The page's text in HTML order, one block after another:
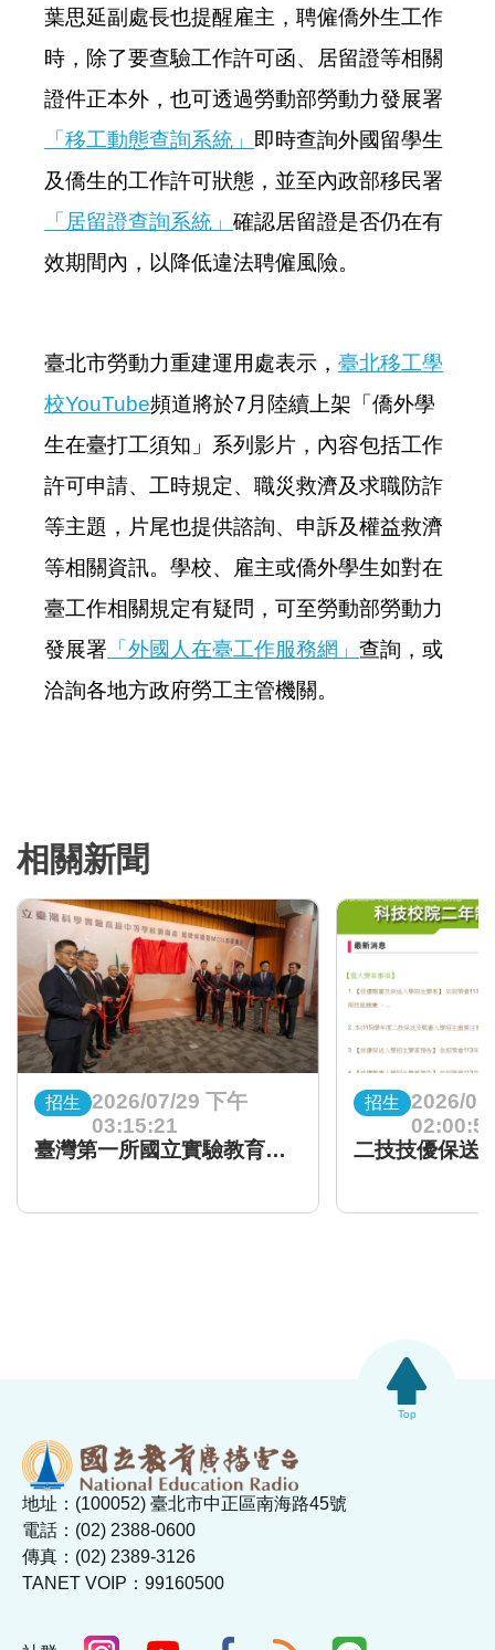
葉思延副處長也提醒雇主，聘僱僑外生工作
時，除了要查驗工作許可函、居留證等相關
證件正本外，也可透過勞動部勞動力發展署
「移工動態查詢系統」 即時查詢外國留學生
及僑生的工作許可狀態，並至內政部移民署
「居留證查詢系統」 確認居留證是否仍在有
效期間內，以降低違法聘僱風險。
臺北市勞動力重建運用處表示， 臺北移工學
校YouTube頻道將於7 月陸續上架「僑外學
生在臺打工須知」系列影片，內容包括工作
許可申請、工時規定、職災救濟及求職防詐
等主題，片尾也提供諮詢、申訴及權益救濟
等相關資訊。學校、雇主或僑外學生如對在
臺工作相關規定有疑問，可至勞動部勞動力
發展署 「外國人在臺工作服務網」 查詢，或
洽詢各地方政府勞工主管機關。
相關新聞
招生
2026/07/29 下午
03:15:21
臺灣第一所國立實驗教育學校 臺灣實中籌備處今揭牌
招生
2026/
地址：(100052) 臺北市中正區南海路45號
電話：(02) 2388-0600
傳真：(02) 2389-3126
TANET VOIP：99160500
Top